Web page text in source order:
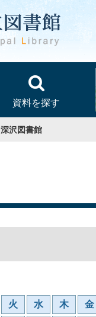
資料を探す
深沢図書館
火 水 木 金